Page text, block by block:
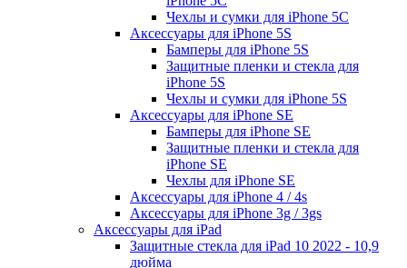
Чехлы и сумки для iPhone 5C
Аксессуары для iPhone 5S
Бамперы для iPhone 5S
Защитные пленки и стекла для
iPhone 5S
Чехлы и сумки для iPhone 5S
Аксессуары для iPhone SE
Бамперы для iPhone SE
Защитные пленки и стекла для
iPhone SE
Чехлы для iPhone SE
Аксессуары для iPhone 4 / 4s
Аксессуары для iPhone 3g / 3gs
Аксессуары для iPad
Защитные стекла для iPad 10 2022 - 10,9
дюйма